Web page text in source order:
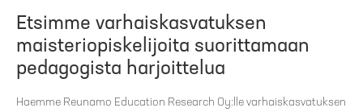
Etsimme varhaiskasvatuksen
maisteriopiskelijoita suorittamaan
pedagogista harjoittelua
Haemme Reunamo Education Research Oy:lle varhaiskasvatuksen